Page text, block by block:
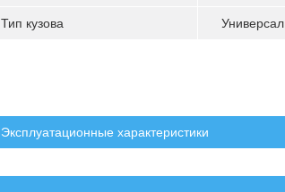
Тип кузова Универсал
Эксплуатационные характеристики